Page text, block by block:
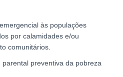
às populações
por calamidades e/ou
comunitários.
parental preventiva da pobreza